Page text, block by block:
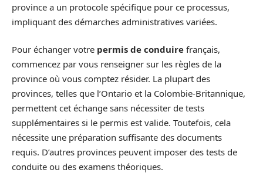
province a un protocole spécifique pour ce processus,
impliquant des démarches administratives variées.
Pour échanger votre permis de conduire français,
commencez par vous renseigner sur les règles de la
province où vous comptez résider. La plupart des
provinces, telles que l’Ontario et la Colombie-Britannique,
permettent cet échange sans nécessiter de tests
supplémentaires si le permis est valide. Toutefois, cela
nécessite une préparation suffisante des documents
requis. D’autres provinces peuvent imposer des tests de
conduite ou des examens théoriques.